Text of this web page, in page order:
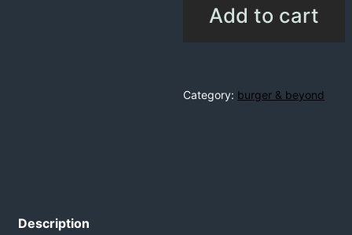
Add to cart
Category: burger & beyond
Description